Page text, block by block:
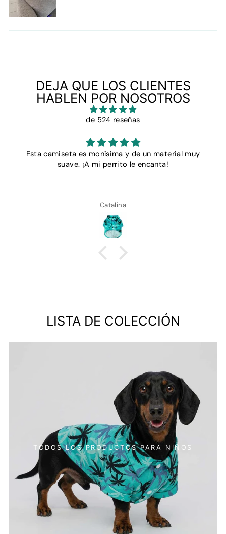
DEJA QUE LOS CLIENTES
HABLEN POR NOSOTROS
de 524 reseñas
Esta camiseta es monísima y de un material muy
suave. ¡A mi perrito le encanta!
Catalina
LISTA DE COLECCIÓN
TODOS LOS PRODUCTOS PARA NIÑOS